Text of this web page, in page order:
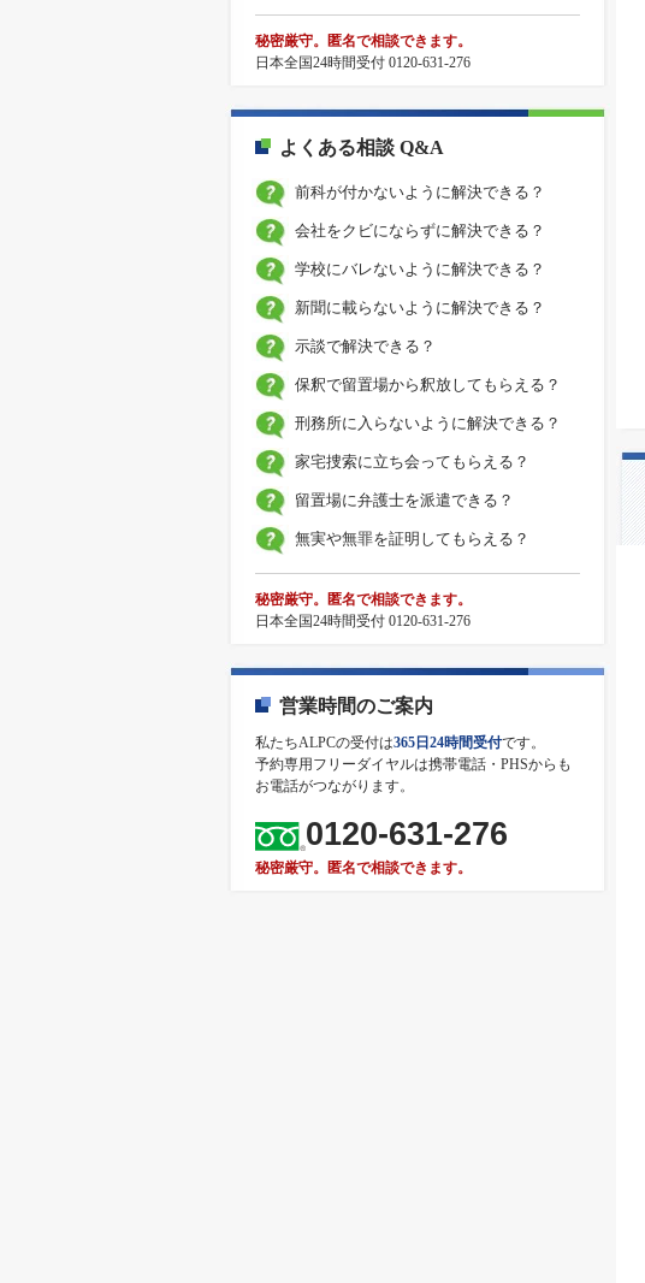
秘密厳守。匿名で相談できます。
日本全国24時間受付 0120-631-276
よくある相談 Q&A
前科が付かないように解決できる？
会社をクビにならずに解決できる？
学校にバレないように解決できる？
新聞に載らないように解決できる？
示談で解決できる？
保釈で留置場から釈放してもらえる？
刑務所に入らないように解決できる？
家宅捜索に立ち会ってもらえる？
留置場に弁護士を派遣できる？
無実や無罪を証明してもらえる？
秘密厳守。匿名で相談できます。
日本全国24時間受付 0120-631-276
営業時間のご案内
私たちALPCの受付は365日24時間受付です。
予約専用フリーダイヤルは携帯電話・PHSからも
お電話がつながります。
0120-631-276
秘密厳守。匿名で相談できます。